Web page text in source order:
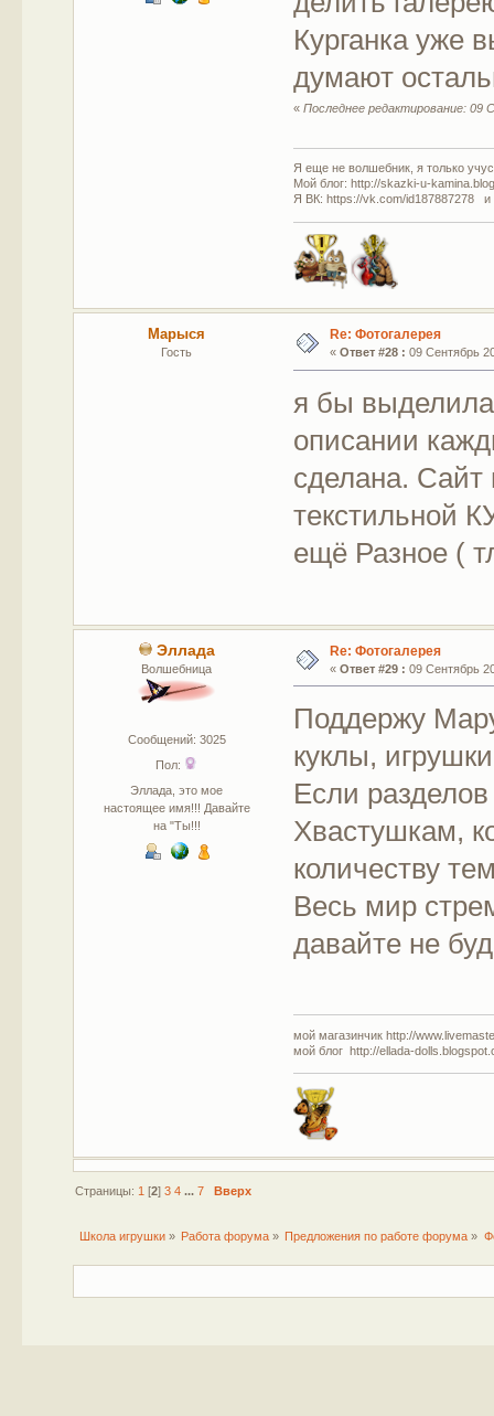
Курганка уже
думают
«Последнее редактирование: 09
Я еще не волшебник, я только
Мой блог: http://skazki-u-
Я ВК: https://vk.com/id187887278 и
Марыся
Гость
Re: Фотогалерея
« Ответ #28 : 09 Сентябрь
я бы
описании
сделана.
текстильной
ещё Разное (
Эллада
Волшебница
Сообщений: 3025
Пол:
Эллада, это мое
настоящее имя!!! Давайте
на "Ты!!!
Re: Фотогалерея
« Ответ #29 : 09 Сентябрь
Поддержу
куклы,
Если
Хвастушкам,
количеству
Весь мир
давайте не
мой магазинчик http://
мой блог http://ellada-
Страницы: 1 [2] 3 4 ... 7 Вверх
Школа игрушки» Работа форума » Предложения по работе форума »